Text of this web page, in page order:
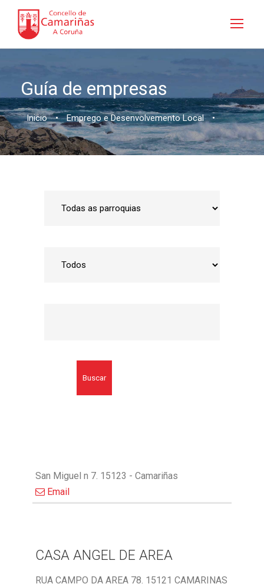
Guía de empresas
Inicio • Emprego e Desenvolvemento Local •
Buscar
San Miguel n 7. 15123 - Camariñas
Email
CASA ANGEL DE AREA
RUA CAMPO DA AREA 78. 15121 CAMARINAS